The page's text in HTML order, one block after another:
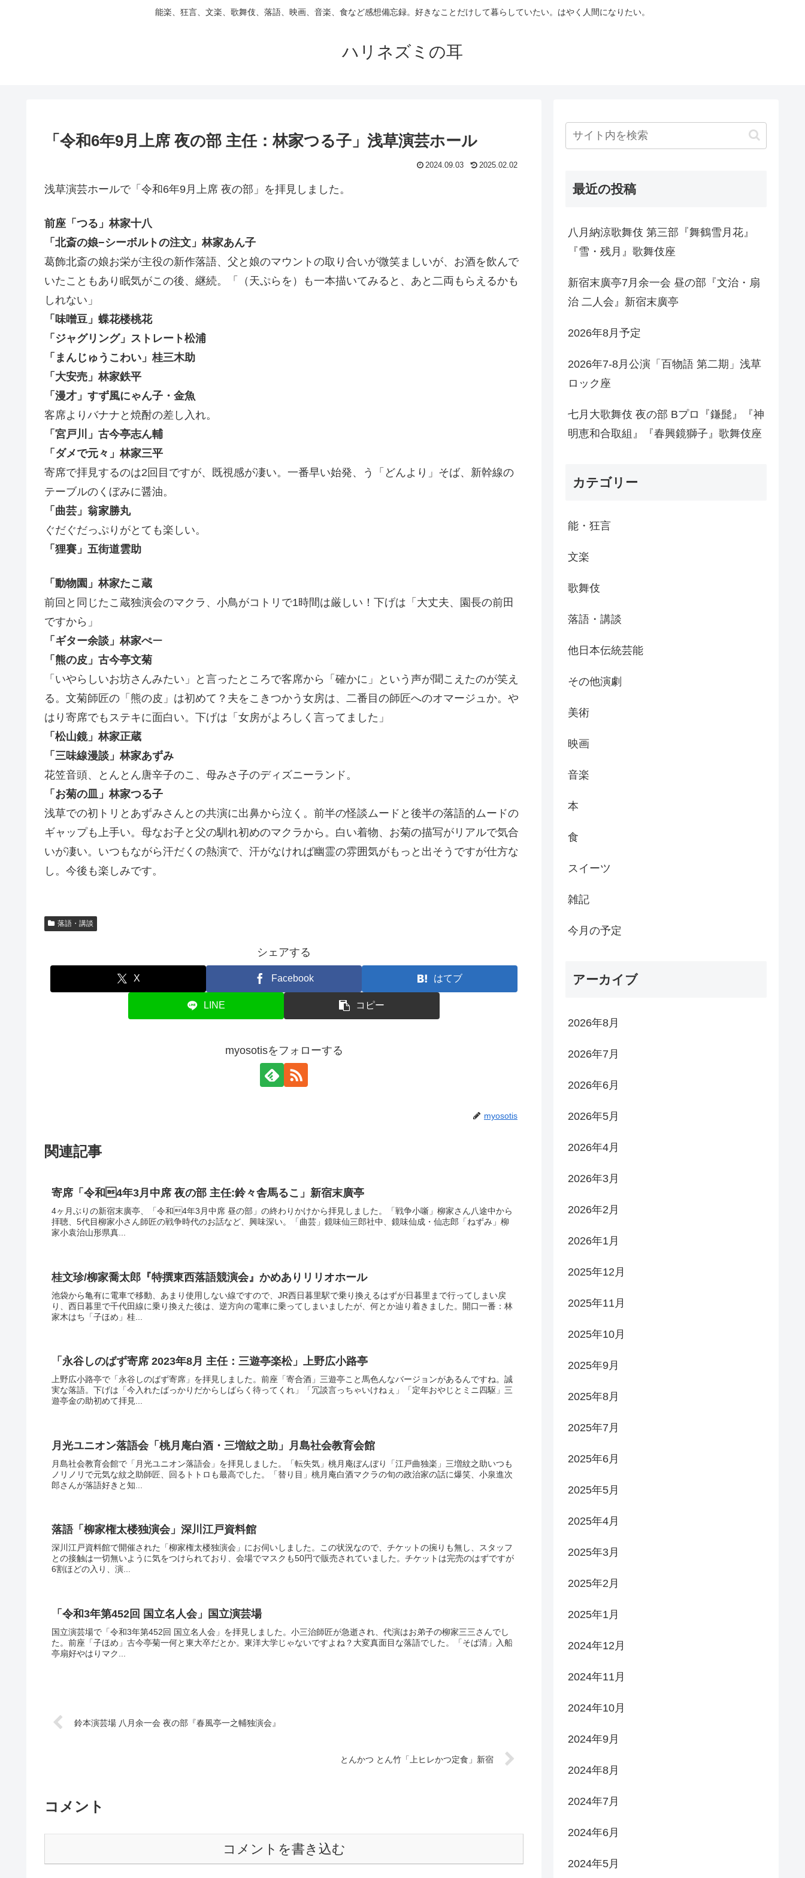
能楽、狂言、文楽、歌舞伎、落語、映画、音楽、食など感想備忘録。好きなことだけして暮らしていたい。はやく人間になりたい。
ハリネズミの耳
「令和6年9月上席 夜の部 主任：林家つる子」浅草演芸ホール
2024.09.03 2025.02.02
浅草演芸ホールで「令和6年9月上席 夜の部」を拝見しました。
前座「つる」林家十八
「北斎の娘−シーボルトの注文」林家あん子
葛飾北斎の娘お栄が主役の新作落語、父と娘のマウントの取り合いが微笑ましいが、お酒を飲んで
いたこともあり眠気がこの後、継続。「（天ぷらを）も一本描いてみると、あと二両もらえるかも
しれない」
「味噌豆」蝶花楼桃花
「ジャグリング」ストレート松浦
「まんじゅうこわい」桂三木助
「大安売」林家鉄平
「漫才」すず風にゃん子・金魚
客席よりバナナと焼酎の差し入れ。
「宮戸川」古今亭志ん輔
「ダメで元々」林家三平
寄席で拝見するのは2回目ですが、既視感が凄い。一番早い始発、う「どんより」そば、新幹線の
テーブルのくぼみに醤油。
「曲芸」翁家勝丸
ぐだぐだっぷりがとても楽しい。
「狸賽」五街道雲助
「動物園」林家たこ蔵
前回と同じたこ蔵独演会のマクラ、小鳥がコトリで1時間は厳しい！下げは「大丈夫、園長の前田
ですから」
「ギター余談」林家ぺー
「熊の皮」古今亭文菊
「いやらしいお坊さんみたい」と言ったところで客席から「確かに」という声が聞こえたのが笑え
る。文菊師匠の「熊の皮」は初めて？夫をこきつかう女房は、二番目の師匠へのオマージュか。や
はり寄席でもステキに面白い。下げは「女房がよろしく言ってました」
「松山鏡」林家正蔵
「三味線漫談」林家あずみ
花笠音頭、とんとん唐辛子のこ、母みさ子のディズニーランド。
「お菊の皿」林家つる子
浅草での初トリとあずみさんとの共演に出鼻から泣く。前半の怪談ムードと後半の落語的ムードの
ギャップも上手い。母なお子と父の馴れ初めのマクラから。白い着物、お菊の描写がリアルで気合
いが凄い。いつもながら汗だくの熱演で、汗がなければ幽霊の雰囲気がもっと出そうですが仕方な
し。今後も楽しみです。
落語・講談
シェアする
X Facebook はてブ
LINE コピー
myosotisをフォローする
myosotis
関連記事
寄席「令和4年3月中席 夜の部 主任:鈴々舎馬るこ」新宿末廣亭
4ヶ月ぶりの新宿末廣亭、「令和4年3月中席 昼の部」の終わりかけから拝見しました。「戦争小噺」柳家さん八途中から
拝聴、5代目柳家小さん師匠の戦争時代のお話など、興味深い。「曲芸」鏡味仙三郎社中、鏡味仙成・仙志郎「ねずみ」柳
家小袁治山形県真...
桂文珍/柳家喬太郎『特撰東西落語競演会』かめありリリオホール
池袋から亀有に電車で移動、あまり使用しない線ですので、JR西日暮里駅で乗り換えるはずが日暮里まで行ってしまい戻
り、西日暮里で千代田線に乗り換えた後は、逆方向の電車に乗ってしまいましたが、何とか辿り着きました。開口一番：林
家木はち「子ほめ」桂...
「永谷しのばず寄席 2023年8月 主任：三遊亭楽松」上野広小路亭
上野広小路亭で「永谷しのばず寄席」を拝見しました。前座「寄合酒」三遊亭こと馬色んなバージョンがあるんですね。誠
実な落語。下げは「今入れたばっかりだからしばらく待ってくれ」「冗談言っちゃいけねぇ」「定年おやじとミニ四駆」三
遊亭金の助初めて拝見...
月光ユニオン落語会「桃月庵白酒・三増紋之助」月島社会教育会館
月島社会教育会館で「月光ユニオン落語会」を拝見しました。「転失気」桃月庵ぼんぼり「江戸曲独楽」三増紋之助いつも
ノリノリで元気な紋之助師匠、回るトトロも最高でした。「替り目」桃月庵白酒マクラの旬の政治家の話に爆笑、小泉進次
郎さんが落語好きと知...
落語「柳家権太楼独演会」深川江戸資料館
深川江戸資料館で開催された「柳家権太楼独演会」にお伺いしました。この状況なので、チケットの捥りも無し、スタッフ
との接触は一切無いように気をつけられており、会場でマスクも50円で販売されていました。チケットは完売のはずですが
6割ほどの入り、演...
「令和3年第452回 国立名人会」国立演芸場
国立演芸場で「令和3年第452回 国立名人会」を拝見しました。小三治師匠が急逝され、代演はお弟子の柳家三三さんでし
た。前座「子ほめ」古今亭菊一何と東大卒だとか。東洋大学じゃないですよね？大変真面目な落語でした。「そば清」入船
亭扇好やはりマク...
鈴本演芸場 八月余一会 夜の部『春風亭一之輔独演会』
とんかつ とん竹「上ヒレかつ定食」新宿
コメント
コメントを書き込む
最近の投稿
八月納涼歌舞伎 第三部『舞鶴雪月花』
『雪・残月』歌舞伎座
新宿末廣亭7月余一会 昼の部『文治・扇
治 二人会』新宿末廣亭
2026年8月予定
2026年7-8月公演「百物語 第二期」浅草
ロック座
七月大歌舞伎 夜の部 Bプロ『鎌髭』『神
明恵和合取組』『春興鏡獅子』歌舞伎座
カテゴリー
能・狂言
文楽
歌舞伎
落語・講談
他日本伝統芸能
その他演劇
美術
映画
音楽
本
食
スイーツ
雑記
今月の予定
アーカイブ
2026年8月
2026年7月
2026年6月
2026年5月
2026年4月
2026年3月
2026年2月
2026年1月
2025年12月
2025年11月
2025年10月
2025年9月
2025年8月
2025年7月
2025年6月
2025年5月
2025年4月
2025年3月
2025年2月
2025年1月
2024年12月
2024年11月
2024年10月
2024年9月
2024年8月
2024年7月
2024年6月
2024年5月